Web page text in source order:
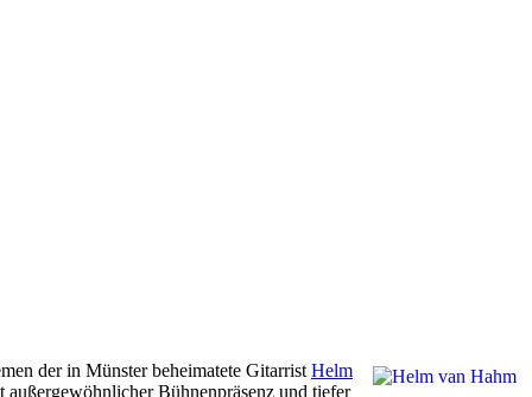
der in Münster beheimatete Gitarrist Helm
Bühnenpräsenz und tiefer